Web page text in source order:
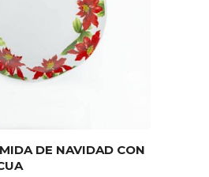
DE NAVIDAD CON